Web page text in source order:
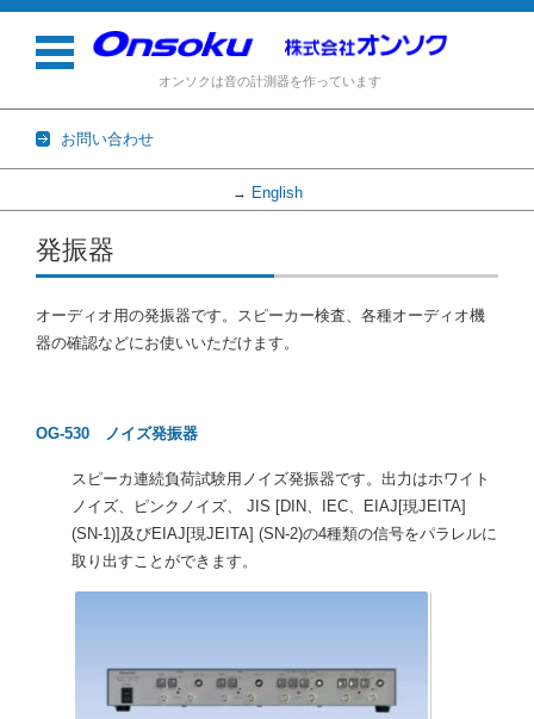
オンソクは音の計測器を作っています
お問い合わせ
→ English
コンテンツに移動
発振器
オーディオ用の発振器です。スピーカー検査、各種オーディオ機
器の確認などにお使いいただけます。
OG-530 ノイズ発振器
スピーカ連続負荷試験用ノイズ発振器です。出力はホワイト
ノイズ、ピンクノイズ、 JIS [DIN、IEC、EIAJ[現JEITA]
(SN-1)]及びEIAJ[現JEITA] (SN-2)の4種類の信号をパラレルに
取り出すことができます。